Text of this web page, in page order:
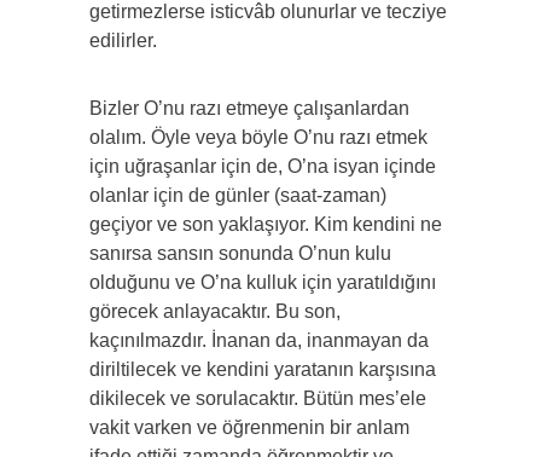
getirmezlerse isticvâb olunurlar ve tecziye
edilirler.
Bizler O’nu razı etmeye çalışanlardan
olalım. Öyle veya böyle O’nu razı etmek
için uğraşanlar için de, O’na isyan içinde
olanlar için de günler (saat-zaman)
geçiyor ve son yaklaşıyor. Kim kendini ne
sanırsa sansın sonunda O’nun kulu
olduğunu ve O’na kulluk için yaratıldığını
görecek anlayacaktır. Bu son,
kaçınılmazdır. İnanan da, inanmayan da
diriltilecek ve kendini yaratanın karşısına
dikilecek ve sorulacaktır. Bütün mes’ele
vakit varken ve öğrenmenin bir anlam